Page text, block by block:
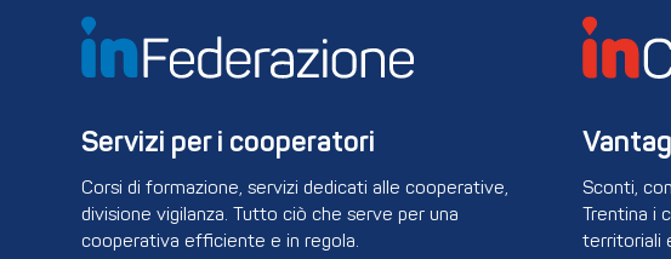
Servizi per i cooperatori
Corsi di formazione, servizi dedicati alle cooperative,
divisione vigilanza. Tutto ciò che serve per una
cooperativa efficiente e in regola.
Sconti,
Trentina i
territoriali